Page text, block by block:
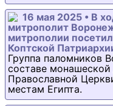
16 мая 2025 • В
митрополит
митрополии
Коптской
Группа паломников
составе монашеской
Православной
местам Египта.